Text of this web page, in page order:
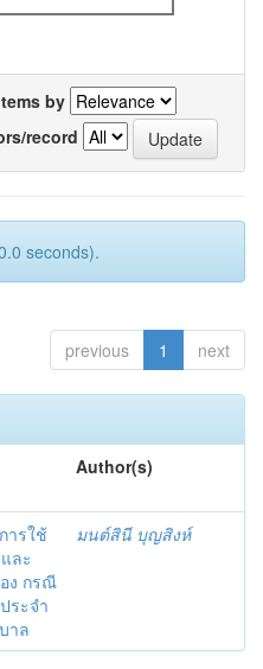
by
record
seconds).
previous 1 next
Author(s)
ารใช้
ละ
ง กรณี
ระจำ
าล
มนต์สินี บุญสิงห์